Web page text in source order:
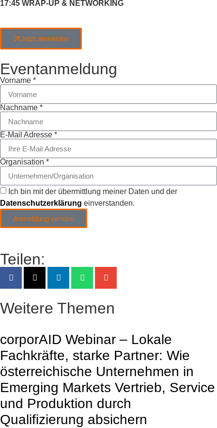
17:45 WRAP-UP & NETWORKING
Jetzt anmelden
Eventanmeldung
Vorname *
Nachname *
E-Mail Adresse *
Organisation *
Ich bin mit der übermittlung meiner Daten und der
Datenschutzerklärung einverstanden.
Anmeldung senden
Teilen:
Weitere Themen
corporAID Webinar – Lokale
Fachkräfte, starke Partner: Wie
österreichische Unternehmen in
Emerging Markets Vertrieb, Service
und Produktion durch
Qualifizierung absichern